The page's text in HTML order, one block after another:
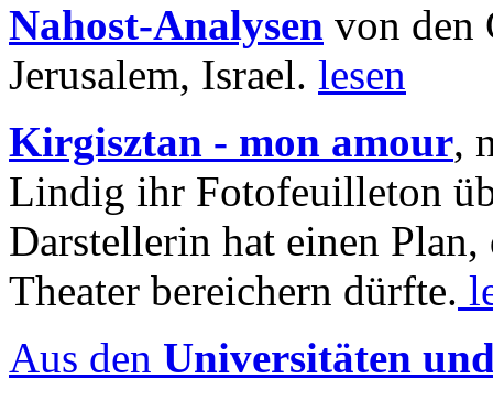
Nahost-Analysen von den
Jerusalem, Israel. lesen
Kirgisztan - mon amour,
Lindig ihr Fotofeuilleton
Darstellerin hat einen Plan,
Theater bereichern dürfte.
Aus den Universitäten